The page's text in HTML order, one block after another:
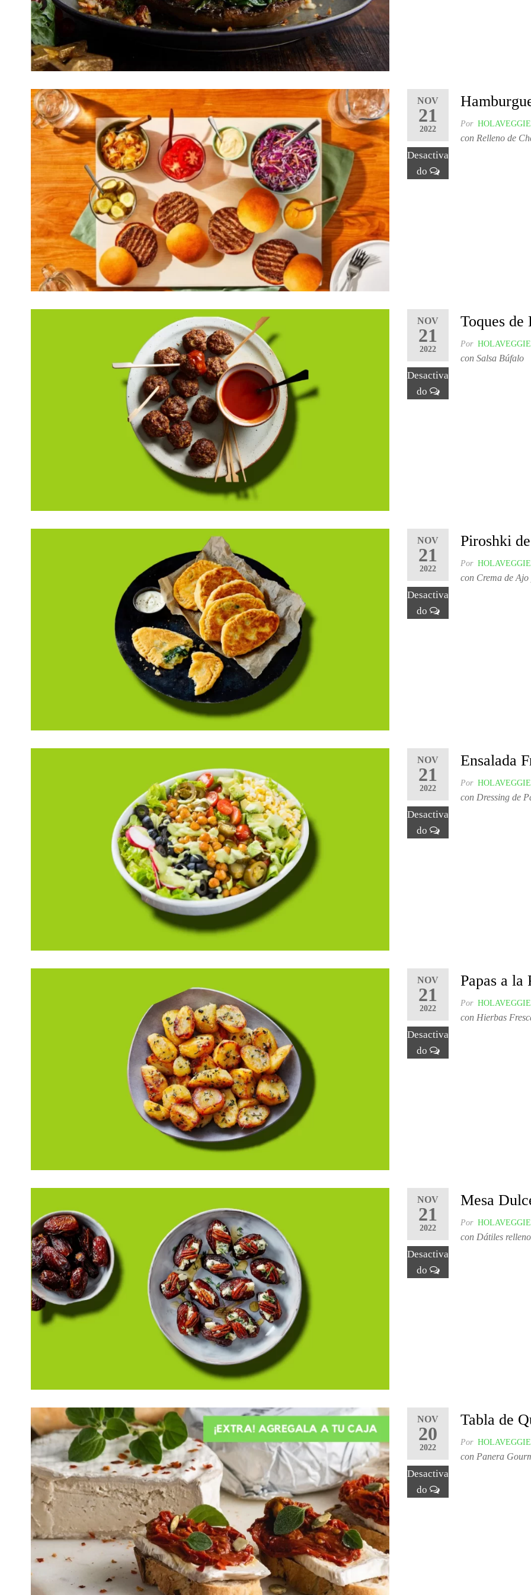
NOV
21
2022
Desactiva
do
Por HOLAVEGGIE
con Relleno de
NOV
21
2022
Desactiva
do
Toques de
Por HOLAVEGGIE
con Salsa Búfalo
NOV
21
2022
Desactiva
do
Piroshki
Por HOLAVEGGIE
con Crema de
NOV
21
2022
Desactiva
do
Ensalada
Por HOLAVEGGIE
con Dressing de
NOV
21
2022
Desactiva
do
Papas a la
Por HOLAVEGGIE
con Hierbas
NOV
21
2022
Desactiva
do
Mesa
Por HOLAVEGGIE
con Dátiles
NOV
20
2022
Desactiva
do
Tabla de
Por HOLAVEGGIE
con Panera